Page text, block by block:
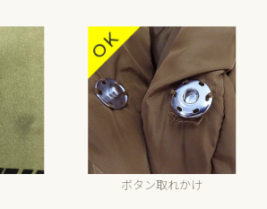
ボタン取れかけ